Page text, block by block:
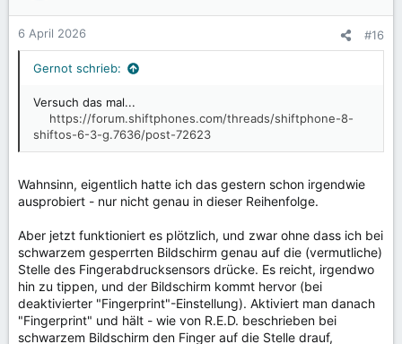
6 April 2026 #16
Gernot schrieb:
Versuch das mal...
https://forum.shiftphones.com/threads/shiftphone-8-
shiftos-6-3-g.7636/post-72623
Wahnsinn, eigentlich hatte ich das gestern schon irgendwie
ausprobiert - nur nicht genau in dieser Reihenfolge.
Aber jetzt funktioniert es plötzlich, und zwar ohne dass ich bei
schwarzem gesperrten Bildschirm genau auf die (vermutliche)
Stelle des Fingerabdrucksensors drücke. Es reicht, irgendwo
hin zu tippen, und der Bildschirm kommt hervor (bei
deaktivierter "Fingerprint"-Einstellung). Aktiviert man danach
"Fingerprint" und hält - wie von R.E.D. beschrieben bei
schwarzem Bildschirm den Finger auf die Stelle drauf,